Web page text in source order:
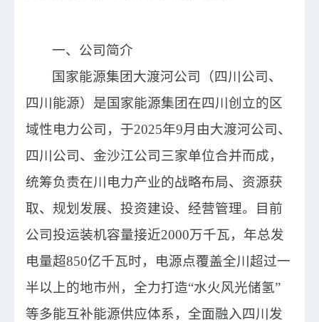
一、 公司简介
国家能源集团大渡河公司（四川公司、
四川能源）是国家能源集团在四川创立的区
域性电力公司，于2025年9月由大渡河公司、
四川公司、金沙江公司三家单位合并而成，
统筹负责在川电力产业的战略布局、资源获
取、规划发展、投资建设、经营管理。目前
公司投运装机容量接近2000万千瓦，年总发
电量超850亿千瓦时，电源点覆盖全川超过一
半以上的地市州，全力打造“水火风光储氢”
等多能互补能源供应体系，全面融入四川发